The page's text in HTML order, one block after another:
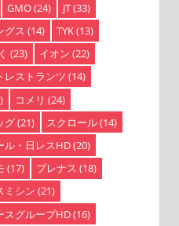
GMO(24) JT(33)
グス (14) TYK(13)
(23) イオン (22)
レストランツ (14)
コメリ (24)
グ(21) スクロール(14)
ル・日レスHD(20)
(17) プレナス (18)
ミシン (21)
スグループHD(16)